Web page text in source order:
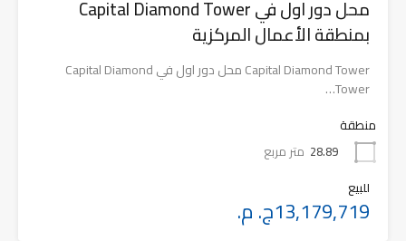
محل دور اول في Capital Diamond Tower
بمنطقة الأعمال المركزية
Capital Diamond Tower محل دور اول في Capital Diamond
Tower…
منطقة
28.89 متر مربع
للبيع
13,179,719ج. م.